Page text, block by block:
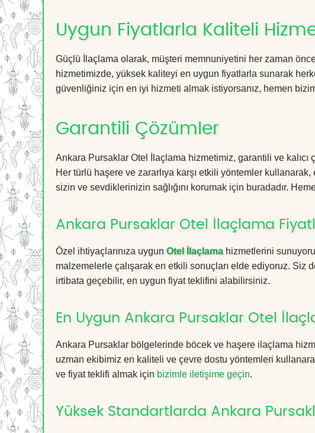
Uygun Fiyatlarla Kaliteli
Güçlü İlaçlama olarak, müşteri memnuniyetini her zaman
hizmetimizde, yüksek kaliteyi en uygun fiyatlarla sunarak
güvenliğiniz için en iyi hizmeti almak istiyorsanız, hemen
Garantili Çözümler
Ankara Pursaklar Otel İlaçlama hizmetimiz, garantili ve
Her türlü haşere ve zararlıya karşı etkili yöntemler
sizin ve sevdiklerinizin sağlığını korumak için buradadır.
Ankara Pursaklar Otel İlaçlama
Özel ihtiyaçlarınıza uygun Otel İlaçlamahizmetlerini
malzemelerle çalışarak en etkili sonuçları elde ediyoruz. Siz
irtibata geçebilir, en uygun fiyat teklifini alabilirsiniz.
En Uygun Ankara Pursaklar Otel
Ankara Pursaklar bölgelerinde böcek ve haşere ilaçlama
uzman ekibimiz en kaliteli ve çevre dostu yöntemleri
ve fiyat teklifi almak için bizimle iletişime geçin.
Yüksek Standartlarda Ankara